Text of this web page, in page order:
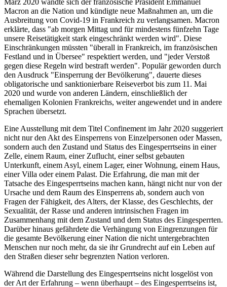
März 2020 wandte sich der französische Präsident Emmanuel
Macron an die Nation und kündigte neue Maßnahmen an, um die
Ausbreitung von Covid-19 in Frankreich zu verlangsamen. Macron
erklärte, dass "ab morgen Mittag und für mindestens fünfzehn Tage
unsere Reisetätigkeit stark eingeschränkt werden wird". Diese
Einschränkungen müssten "überall in Frankreich, im französischen
Festland und in Übersee" respektiert werden, und "jeder Verstoß
gegen diese Regeln wird bestraft werden". Populär geworden durch
den Ausdruck "Einsperrung der Bevölkerung", dauerte dieses
obligatorische und sanktionierbare Reiseverbot bis zum 11. Mai
2020 und wurde von anderen Ländern, einschließlich der
ehemaligen Kolonien Frankreichs, weiter angewendet und in andere
Sprachen übersetzt.
Eine Ausstellung mit dem Titel Confinement im Jahr 2020 suggeriert
nicht nur den Akt des Einsperrens von Einzelpersonen oder Massen,
sondern auch den Zustand und Status des Eingesperrtseins in einer
Zelle, einem Raum, einer Zuflucht, einer selbst gebauten
Unterkunft, einem Asyl, einem Lager, einer Wohnung, einem Haus,
einer Villa oder einem Palast. Die Erfahrung, die man mit der
Tatsache des Eingesperrtseins machen kann, hängt nicht nur von der
Ursache und dem Raum des Einsperrens ab, sondern auch von
Fragen der Fähigkeit, des Alters, der Klasse, des Geschlechts, der
Sexualität, der Rasse und anderen intrinsischen Fragen im
Zusammenhang mit dem Zustand und dem Status des Eingesperrten.
Darüber hinaus gefährdete die Verhängung von Eingrenzungen für
die gesamte Bevölkerung einer Nation die nicht untergebrachten
Menschen nur noch mehr, da sie ihr Grundrecht auf ein Leben auf
den Straßen dieser sehr begrenzten Nation verloren.
Während die Darstellung des Eingesperrtseins nicht losgelöst von
der Art der Erfahrung – wenn überhaupt – des Eingesperrtseins ist,